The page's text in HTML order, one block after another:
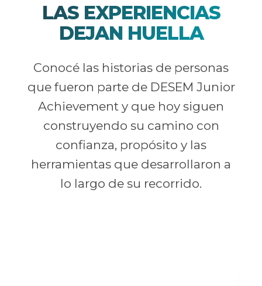
LAS EXPERIENCIAS
DEJAN HUELLA
Conocé las historias de personas
que fueron parte de DESEM Junior
Achievement y que hoy siguen
construyendo su camino con
confianza, propósito y las
herramientas que desarrollaron a
lo largo de su recorrido.